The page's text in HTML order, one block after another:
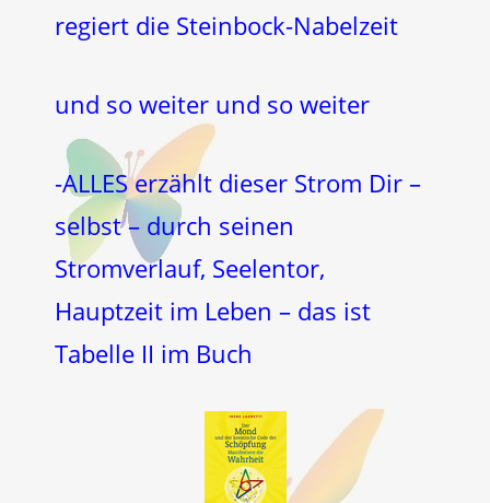
regiert die Steinbock-Nabelzeit
und so weiter und so weiter
-ALLES erzählt dieser Strom Dir –
selbst – durch seinen
Stromverlauf, Seelentor,
Hauptzeit im Leben – das ist
Tabelle II im Buch